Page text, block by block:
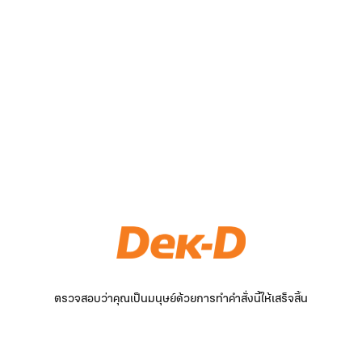
ตรวจสอบว่าคุณเป็นมนุษย์ด้วยการทำคำสั่งนี้ให้เสร็จสิ้น